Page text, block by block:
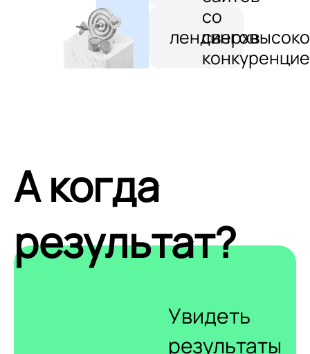
лендингов
со
А когда
результат?
Увидеть
результаты